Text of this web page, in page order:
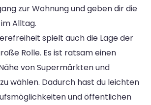
zur Wohnung und geben dir die
Alltag.
spielt auch die Lage der
Rolle. Es ist ratsam einen
von Supermärkten und
wählen. Dadurch hast du leichten
und öffentlichen